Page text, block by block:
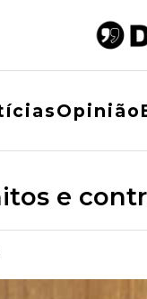
Opinião
e